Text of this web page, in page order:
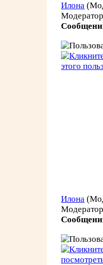
Илона
Модератор
Илона
Модератор